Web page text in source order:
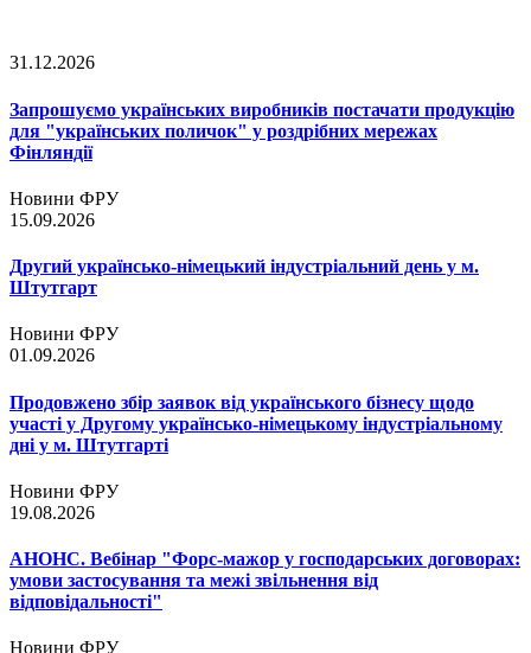
31.12.2026
Запрошуємо українських виробників постачати продукцію
для "українських поличок" у роздрібних мережах
Фінляндії
Новини ФРУ
15.09.2026
Другий українсько-німецький індустріальний день у м.
Штутгарт
Новини ФРУ
01.09.2026
Продовжено збір заявок від українського бізнесу щодо
участі у Другому українсько-німецькому індустріальному
дні у м. Штутгарті
Новини ФРУ
19.08.2026
АНОНС. Вебінар "Форс-мажор у господарських договорах:
умови застосування та межі звільнення від
відповідальності"
Новини ФРУ